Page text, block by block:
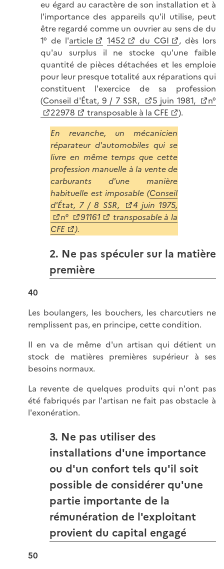
eu égard au caractère de son installation et à
l'importance des appareils qu'il utilise, peut
être regardé comme un ouvrier au sens de du
1° de l'article 1452 du CGI
, dès lors
qu'au surplus il ne stocke qu'une faible
quantité de pièces détachées et les emploie
pour leur presque totalité aux réparations qui
constituent l'exercice de sa profession
(Conseil d'État, 9 / 7 SSR, 5 juin 1981,
n°
22978
transposable à la CFE
).
En revanche, un mécanicien
réparateur d'automobiles qui se
livre en même temps que cette
profession manuelle à la vente de
carburants d'une manière
habituelle est imposable (Conseil
d'État, 7 / 8 SSR,
4 juin 1975,
n°
91161
transposable à la
CFE
).
2. Ne pas spéculer sur la matière
première
40
Les boulangers, les bouchers, les charcutiers ne
remplissent pas, en principe, cette condition.
Il en va de même d'un artisan qui détient un
stock de matières premières supérieur à ses
besoins normaux.
La revente de quelques produits qui n'ont pas
été fabriqués par l'artisan ne fait pas obstacle à
l'exonération.
3. Ne pas utiliser des
installations d'une importance
ou d'un confort tels qu'il soit
possible de considérer qu'une
partie importante de la
rémunération de l'exploitant
provient du capital engagé
50